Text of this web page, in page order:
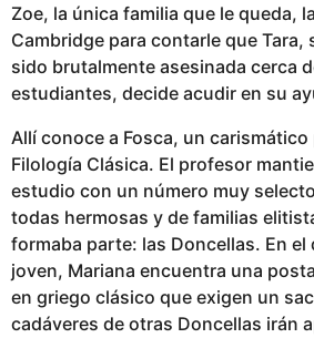
Zoe, la única familia que le queda,
Cambridge para contarle que Tara,
sido brutalmente asesinada cerca
estudiantes, decide acudir en su
Allí conoce a Fosca, un
Filología Clásica. El profesor
estudio con un número muy
todas hermosas y de familias
formaba parte: las Doncellas. En el
joven, Mariana encuentra una
en griego clásico que exigen un
cadáveres de otras Doncellas irán